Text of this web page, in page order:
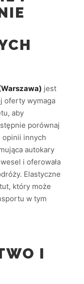
jest
oferty wymaga
aby
porównaj
opinii innych
autokary
i oferowała
Elastyczne
który może
w tym
I